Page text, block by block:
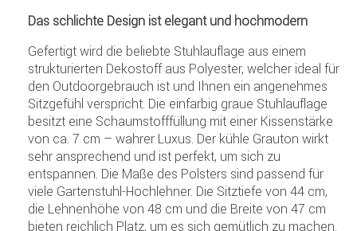
Das schlichte Design ist elegant und hochmodern
Gefertigt wird die beliebte Stuhlauflage aus einem
strukturierten Dekostoff aus Polyester, welcher ideal für
den Outdoorgebrauch ist und Ihnen ein angenehmes
Sitzgefühl verspricht. Die einfarbig graue Stuhlauflage
besitzt eine Schaumstofffüllung mit einer Kissenstärke
von ca. 7 cm – wahrer Luxus. Der kühle Grauton wirkt
sehr ansprechend und ist perfekt, um sich zu
entspannen. Die Maße des Polsters sind passend für
viele Gartenstuhl-Hochlehner. Die Sitztiefe von 44 cm,
die Lehnenhöhe von 48 cm und die Breite von 47 cm
bieten reichlich Platz, um es sich gemütlich zu machen.